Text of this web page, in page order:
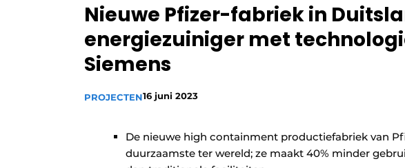
Vacature aanmelden
Vacatures
Video’s
Nieuwe Pfizer-fabriek in
energiezuiniger met
Siemens
PROJECTEN16 juni 2023
De nieuwe high containment productiefabriek van
duurzaamste ter wereld; ze maakt 40% minder